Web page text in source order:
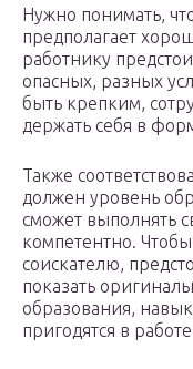
Нужно понимать,
предполагает
работнику
опасных, разных
быть крепким,
держать себя в
Также
должен уровень
сможет выполнять
компетентно.
соискателю,
показать
образования,
пригодятся в